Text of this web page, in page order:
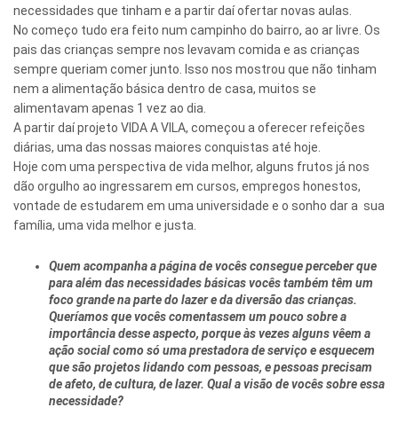
necessidades que tinham e a partir daí ofertar novas aulas.
No começo tudo era feito num campinho do bairro, ao ar livre. Os
pais das crianças sempre nos levavam comida e as crianças
sempre queriam comer junto. Isso nos mostrou que não tinham
nem a alimentação básica dentro de casa, muitos se
alimentavam apenas 1 vez ao dia.
A partir daí projeto VIDA A VILA, começou a oferecer refeições
diárias, uma das nossas maiores conquistas até hoje.
Hoje com uma perspectiva de vida melhor, alguns frutos já nos
dão orgulho ao ingressarem em cursos, empregos honestos,
vontade de estudarem em uma universidade e o sonho dar a sua
família, uma vida melhor e justa.
Quem acompanha a página de vocês consegue perceber que
para além das necessidades básicas vocês também têm um
foco grande na parte do lazer e da diversão das crianças.
Queríamos que vocês comentassem um pouco sobre a
importância desse aspecto, porque às vezes alguns vêem a
ação social como só uma prestadora de serviço e esquecem
que são projetos lidando com pessoas, e pessoas precisam
de afeto, de cultura, de lazer. Qual a visão de vocês sobre essa
necessidade?